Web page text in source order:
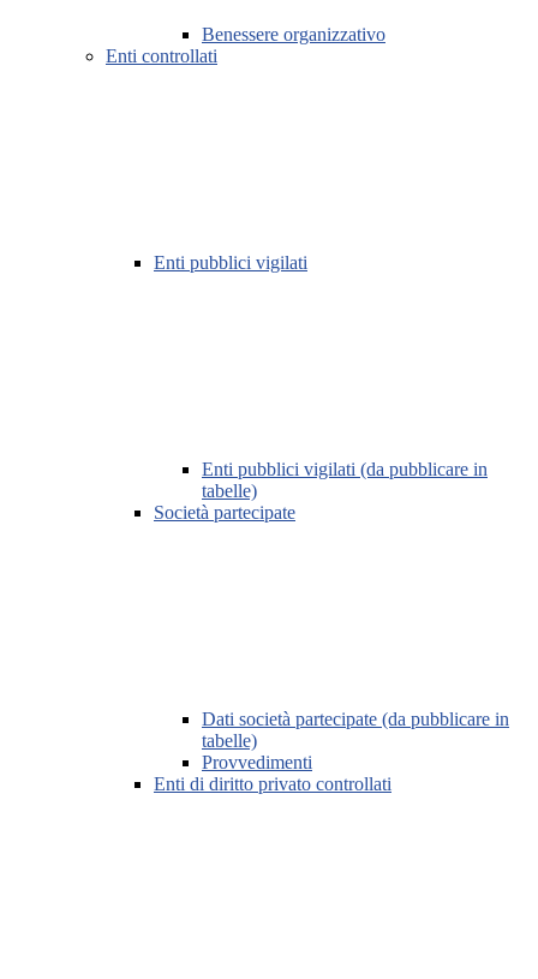
Benessere organizzativo
Enti controllati
Enti pubblici vigilati
Enti pubblici vigilati (da pubblicare in
tabelle)
Società partecipate
Dati società partecipate (da pubblicare in
tabelle)
Provvedimenti
Enti di diritto privato controllati